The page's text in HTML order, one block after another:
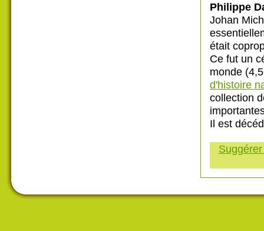
Philippe
Johan
était
Ce fut un
monde
d'histoire
collection
Il est